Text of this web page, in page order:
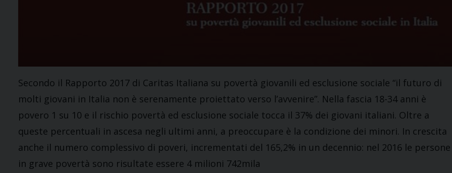
Secondo il Rapporto 2017 di Caritas Italiana su povertà giovanili ed esclusione sociale “il futuro di
molti giovani in Italia non è serenamente proiettato verso l’avvenire”. Nella fascia 18-34 anni è
povero 1 su 10 e il rischio povertà ed esclusione sociale tocca il 37% dei giovani italiani. Oltre a
queste percentuali in ascesa negli ultimi anni, a preoccupare è la condizione dei minori. In crescita
anche il numero complessivo di poveri, incrementati del 165,2% in un decennio: nel 2016 le persone
in grave povertà sono risultate essere 4 milioni 742mila